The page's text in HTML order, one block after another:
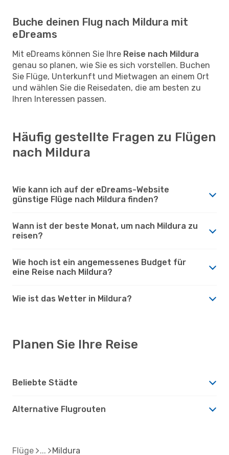
Buche deinen Flug nach Mildura mit
eDreams
Mit eDreams können Sie Ihre Reise nach Mildura
genau so planen, wie Sie es sich vorstellen. Buchen
Sie Flüge, Unterkunft und Mietwagen an einem Ort
und wählen Sie die Reisedaten, die am besten zu
Ihren Interessen passen.
Häufig gestellte Fragen zu Flügen
nach Mildura
Wie kann ich auf der eDreams-Website
günstige Flüge nach Mildura finden?
Wann ist der beste Monat, um nach Mildura zu
reisen?
Wie hoch ist ein angemessenes Budget für
eine Reise nach Mildura?
Wie ist das Wetter in Mildura?
Planen Sie Ihre Reise
Beliebte Städte
Alternative Flugrouten
Flüge Mildura